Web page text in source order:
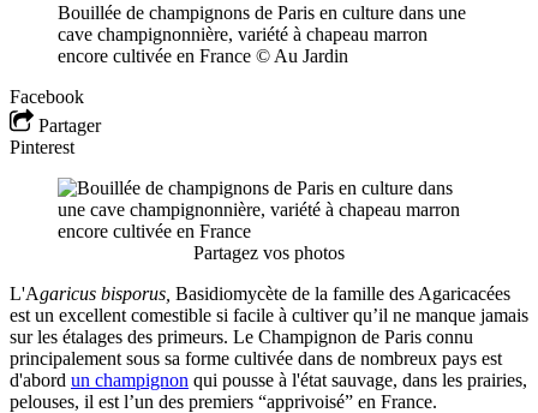
Bouillée de champignons de Paris en culture dans une
cave champignonnière, variété à chapeau marron
encore cultivée en France © Au Jardin
Facebook
Partager
Pinterest
Partagez vos photos
L'Agaricus bisporus, Basidiomycète de la famille des Agaricacées
est un excellent comestible si facile à cultiver qu’il ne manque jamais
sur les étalages des primeurs. Le Champignon de Paris connu
principalement sous sa forme cultivée dans de nombreux pays est
d'abord un champignon qui pousse à l'état sauvage, dans les prairies,
pelouses, il est l’un des premiers “apprivoisé” en France.